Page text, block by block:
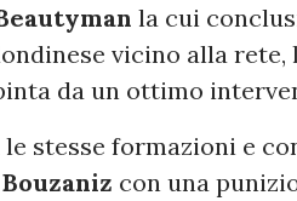
la cui
vicino alla rete,
da un ottimo
stesse formazioni e
Bouzaniz con una